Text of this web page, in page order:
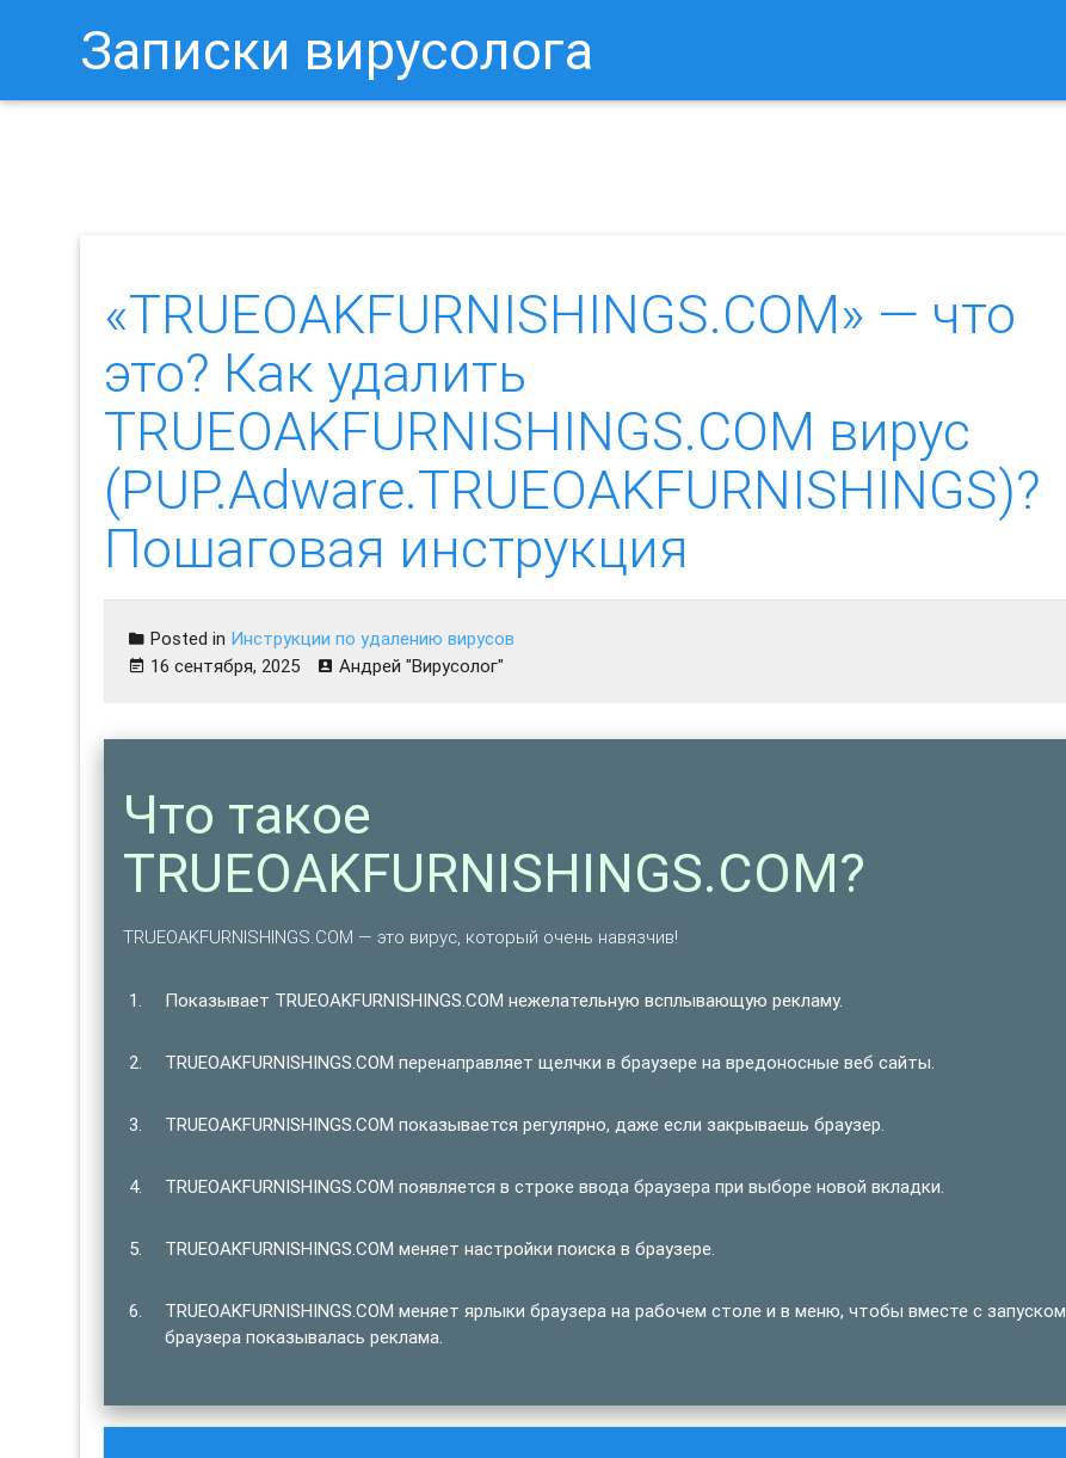
Записки вирусолога
«TRUEOAKFURNISHINGS.COM» — что
это? Как удалить
TRUEOAKFURNISHINGS.COM вирус
(PUP.Adware.TRUEOAKFURNISHINGS)?
Пошаговая инструкция
Posted in Инструкции по удалению вирусов
16 сентября, 2025
Андрей "Вирусолог"
Что такое
TRUEOAKFURNISHINGS.COM?
TRUEOAKFURNISHINGS.COM — это вирус, который очень навязчив!
Показывает TRUEOAKFURNISHINGS.COM нежелательную всплывающую рекламу.
TRUEOAKFURNISHINGS.COM перенаправляет щелчки в браузере на вредоносные веб сайты.
TRUEOAKFURNISHINGS.COM показывается регулярно, даже если закрываешь браузер.
TRUEOAKFURNISHINGS.COM появляется в строке ввода браузера при выборе новой вкладки.
TRUEOAKFURNISHINGS.COM меняет настройки поиска в браузере.
TRUEOAKFURNISHINGS.COM меняет ярлыки браузера на рабочем столе и в меню, чтобы вместе с запуском
браузера показывалась реклама.